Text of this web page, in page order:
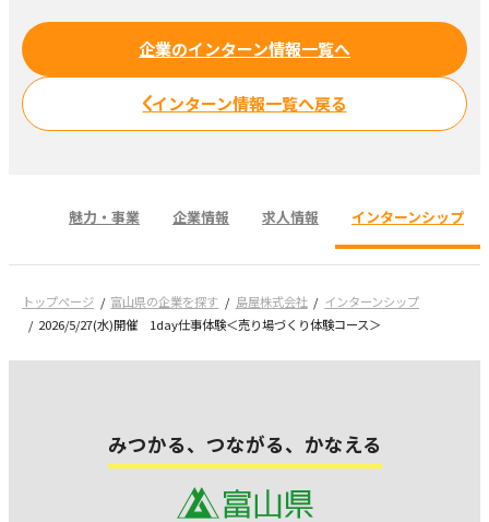
企業のインターン情報一覧へ
インターン情報一覧へ戻る
魅力・事業 企業情報 求人情報 インターンシップ
トップページ 富山県の企業を探す 島屋株式会社
インターンシップ
2026/5/27(水)開催 1day仕事体験＜売り場づくり体験コース＞
みつかる、つながる、かなえる